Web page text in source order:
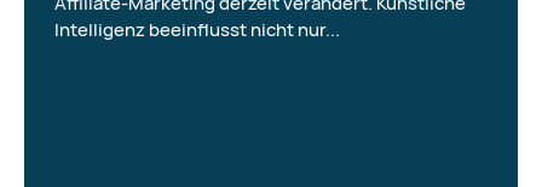
Intelligenz beeinflusst nicht nur...